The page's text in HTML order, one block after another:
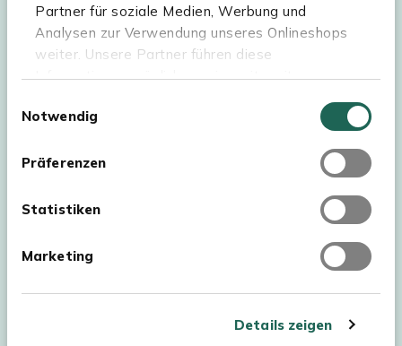
Partner für soziale Medien, Werbung und
Analysen zur Verwendung unseres Onlineshops
weiter. Unsere Partner führen diese
Informationen möglicherweise mit weiteren
haben oder die sie im Rahmen Ihrer Nutzung der
Webseite müssen Sie die Cookies akzeptieren.
Notwendig
Präferenzen
Statistiken
Marketing
Details zeigen
Sortiment
Kees Smit Gartenmöbel